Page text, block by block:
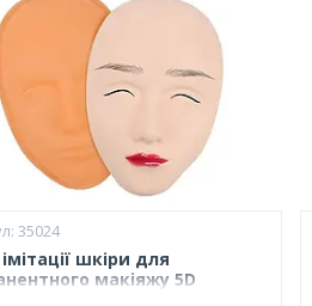
35024
шкіри для
макіяжу 5D